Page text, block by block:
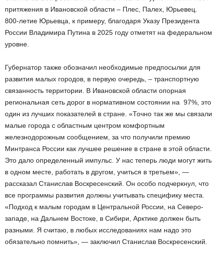
притяжения в Ивановской области – Плес, Палех, Юрьевец.
800-летие Юрьевца, к примеру, благодаря Указу Президента
России Владимира Путина в 2025 году отметят на федеральном
уровне.
Губернатор также обозначил необходимые предпосылки для
развития малых городов, в первую очередь, – транспортную
связанность территории. В Ивановской области опорная
региональная сеть дорог в нормативном состоянии на 97%, это
один из лучших показателей в стране. «Точно так же мы связали
малые города с областным центром комфортным
железнодорожным сообщением, за что получили премию
Минтранса России как лучшее решение в стране в этой области.
Это дало определенный импульс. У нас теперь люди могут жить
в одном месте, работать в другом, учиться в третьем», —
рассказал Станислав Воскресенский. Он особо подчеркнул, что
все программы развития должны учитывать специфику места.
«Подход к малым городам в Центральной России, на Северо-
западе, на Дальнем Востоке, в Сибири, Арктике должен быть
разными. Я считаю, в любых исследованиях нам надо это
обязательно помнить», — заключил Станислав Воскресенский.